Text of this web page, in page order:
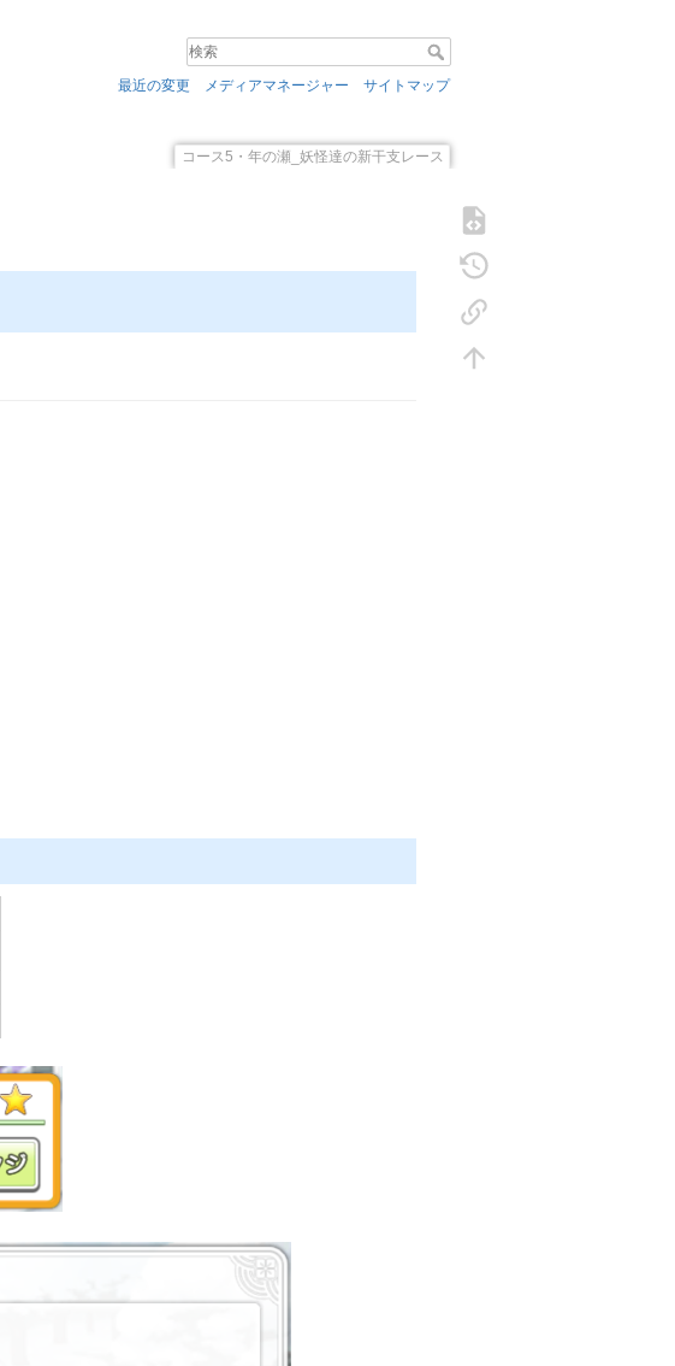
最近の変更 メディアマネージャー サイトマップ
コース5・年の瀬_妖怪達の新干支レース